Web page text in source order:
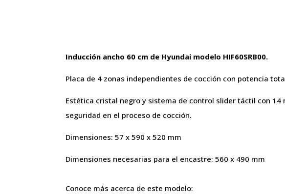
Inducción ancho 60 cm de Hyundai modelo HIF60SRB00.
Placa de 4 zonas independientes de cocción con potencia
Estética cristal negro y sistema de control slider táctil con
seguridad en el proceso de cocción.
Dimensiones: 57 x 590 x 520 mm
Dimensiones necesarias para el encastre: 560 x 490 mm
Conoce más acerca de este modelo: